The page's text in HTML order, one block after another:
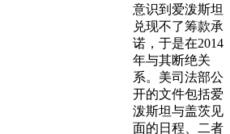
意识到爱泼斯坦
兑现不了筹款承
诺，于是在2014
年与其断绝关
系。美司法部公
开的文件包括爱
泼斯坦与盖茨见
面的日程、二者